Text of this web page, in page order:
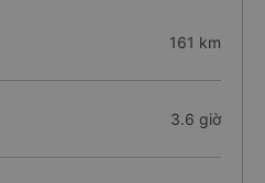
161 km
3.6 giờ